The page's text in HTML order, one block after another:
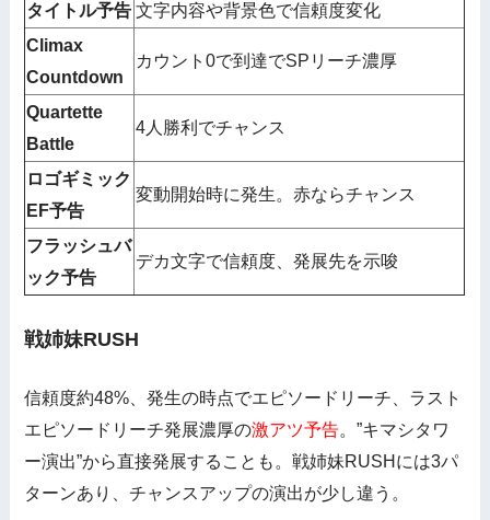
タイトル予告 文字内容や背景色で信頼度変化
Climax
Countdown
カウント0で到達でSPリーチ濃厚
Quartette
Battle
4人勝利でチャンス
ロゴギミック
EF予告
変動開始時に発生。赤ならチャンス
フラッシュバ
ック予告
デカ文字で信頼度、発展先を示唆
戦姉妹RUSH
信頼度約48%、発生の時点でエピソードリーチ、ラスト
エピソードリーチ発展濃厚の激アツ予告。”キマシタワ
ー演出”から直接発展することも。戦姉妹RUSHには3パ
ターンあり、チャンスアップの演出が少し違う。